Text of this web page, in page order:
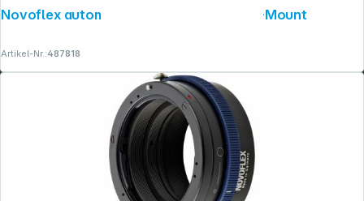
Novoflex autom. Umkehrring für Nikon Z-Mount
Artikel-Nr.:487818